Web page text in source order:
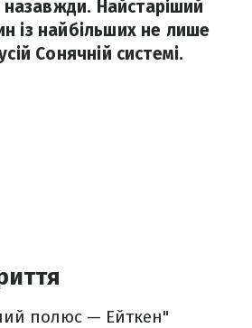
Найстаріший
із найбільших не лише
Сонячній системі.
полюс — Ейткен"